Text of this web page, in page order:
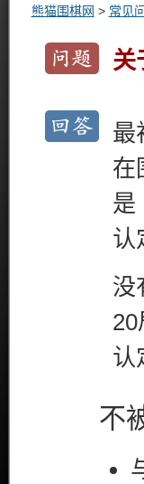
熊猫围棋网 > 常见
关
最
在
是
认
没
认
不